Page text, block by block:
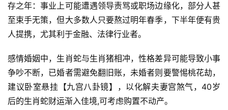
存之年：事业上可能遭遇领导责骂或职场边缘化，部分人甚
至束手无策，但大多数人只要熬过明年春季，下半年便有贵
人提携，尤其利于金融、法律行业者。
感情婚姻中，生肖蛇与生肖猪相冲，性格差异可能导致小事
争吵不断，已婚者需避免翻旧账，未婚者则要警惕桃花劫，
建议卧室悬挂【九宫八卦镜】，以化解夫妻宫煞气，40岁
后的生肖蛇财运渐入佳境,可考虑购置不动产。